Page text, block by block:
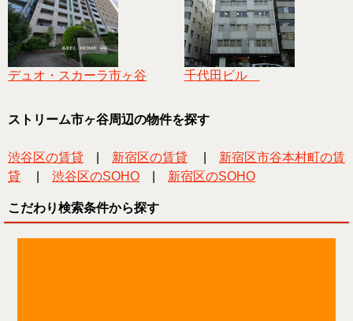
デュオ・スカーラ市ヶ谷 千代田ビル
ストリーム市ヶ谷周辺の物件を探す
渋谷区の賃貸 新宿区の賃貸
新宿区市谷本村町の賃
貸
渋谷区のSOHO 新宿区のSOHO
こだわり検索条件から探す